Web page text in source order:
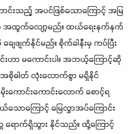
င်းသည့် အပင်ဖြစ်သောကြောင့် အမြ
က အထွက်လျော့မည်။ ထယ်ရေးနက်နက်
ျေဖျက်နိုင်မည်။ စိုက်ခါနီးမှ ကပ်ပြီး
ဟာ မကောင်းပါ။ အဘယ့်ကြောင့်ဆို
စိုဓါတ် လုံးလောက်စွာ မရှိနိုင်
ကောင်းကောင်းလောက် စောင့်ရ
သောကြောင့် မြေလွှာအပ်ကြောင်း
ောက်ရှိသွား နိုင်သည်။ ထို့ကြောင့်